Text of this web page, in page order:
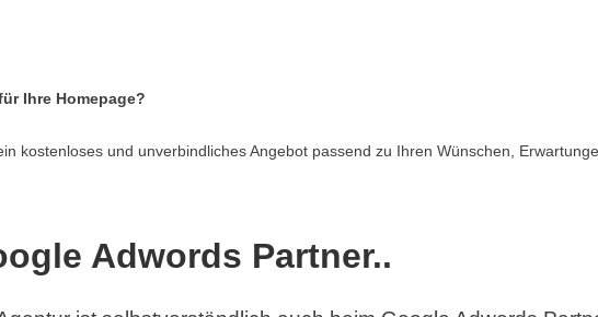
Ihre Homepage?
kostenloses und unverbindliches Angebot passend zu Ihren Wünschen,
Adwords Partner..